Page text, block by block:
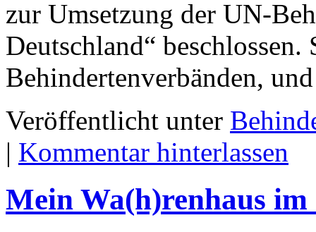
zur Umsetzung der UN-
Deutschland“
Behindertenverbänden,
Veröffentlicht unter
| Kommentar hinterlassen
Mein Wa(h)renhaus im